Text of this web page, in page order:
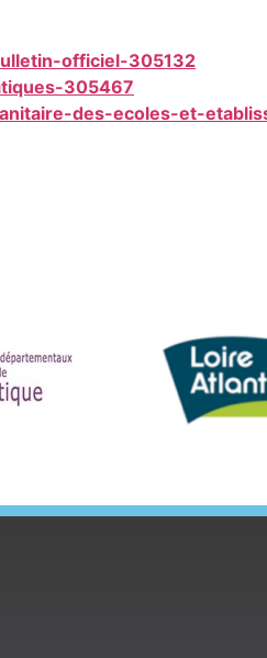
officiel-305132
305467
des-ecoles-et-